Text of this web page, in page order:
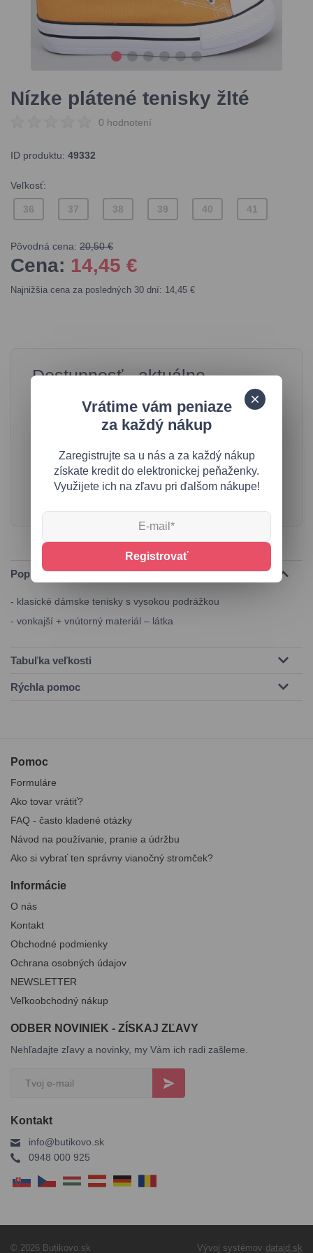
Nízke plátené tenisky žlté
0 hodnotení
ID produktu: 49332
Veľkosť:
36 37 38 39 40 41
Pôvodná cena: 20,50 €
Cena: 14,45 €
Najnižšia cena za posledných 30 dní: 14,45 €
Dostupnosť - aktuálne
vypredané
Máte o túto veľkosť záujem?
Vložte svoj email a už viac nezmeškajte svoj vysnívaný
kúsok.
Popis produktu
- klasické dámske tenisky s vysokou podrážkou
- vonkajší + vnútorný materiál – látka
Tabuľka veľkosti
Rýchla pomoc
Pomoc
Formuláre
Ako tovar vrátiť?
FAQ - často kladené otázky
Návod na používanie, pranie a údržbu
Ako si vybrať ten správny vianočný stromček?
Informácie
O nás
Kontakt
Obchodné podmienky
Ochrana osobných údajov
NEWSLETTER
Veľkoobchodný nákup
ODBER NOVINIEK - ZÍSKAJ ZĽAVY
Nehľadajte zľavy a novinky, my Vám ich radi zašleme.
Kontakt
info@butikovo.sk
0948 000 925
© 2026 Butikovo.sk Vývoj systémov dataid.sk
Vrátime vám peniaze
za každý nákup
Zaregistrujte sa u nás a za každý nákup
získate kredit do elektronickej peňaženky.
Využijete ich na zľavu pri ďalšom nákupe!
Registrovať